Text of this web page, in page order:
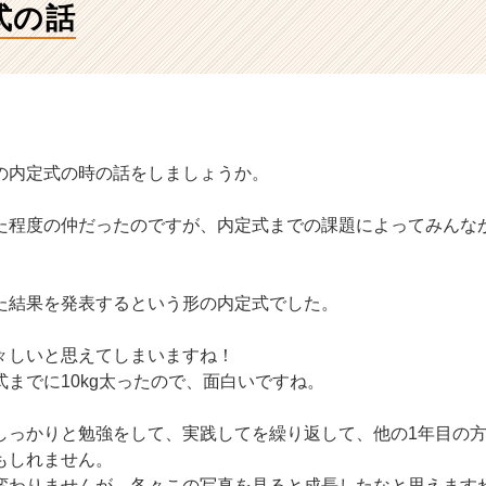
の話
定式の時の話をしましょうか。
程度の仲だったのですが、内定式までの課題によってみんな
果を発表するという形の内定式でした。
いと思えてしまいますね！
でに10kg太ったので、面白いですね。
っかりと勉強をして、実践してを繰り返して、他の1年目の
れません。